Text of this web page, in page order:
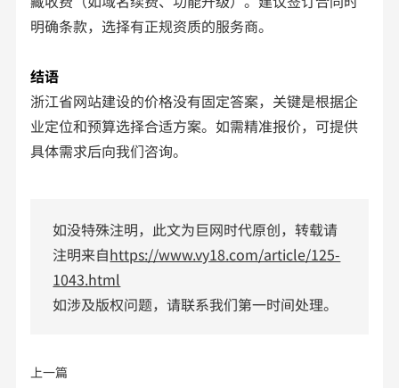
明确条款，选择有正规资质的服务商。
结语
浙江省网站建设的价格没有固定答案，关键是根据企
业定位和预算选择合适方案。如需精准报价，可提供
具体需求后向我们咨询。
如没特殊注明，此文为巨网时代原创，转载请
注明来自https://www.vy18.com/article/125-
1043.html
如涉及版权问题，请联系我们第一时间处理。
上一篇